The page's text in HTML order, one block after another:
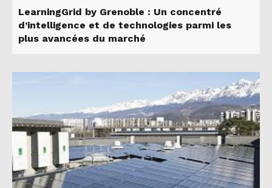
LearningGrid by Grenoble : Un concentré
d’intelligence et de technologies parmi les
plus avancées du marché